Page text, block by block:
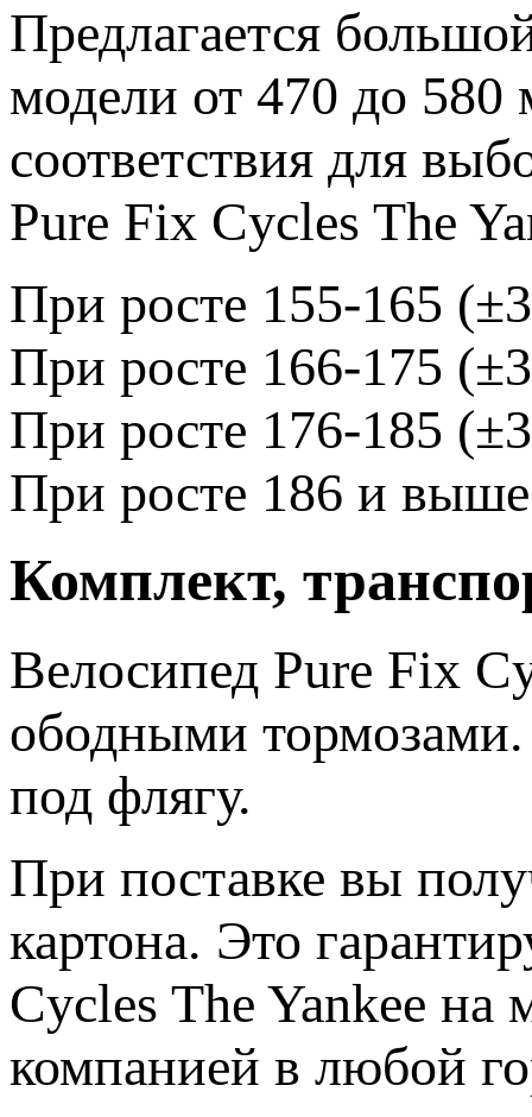
Предлагается
модели от 470 до
соответствия для
Pure Fix Cycles The
При росте 155-165
При росте 166-175
При росте 176-185
При росте 186 и
Комплект,
Велосипед Pure Fix
ободными тормозами.
под флягу.
При поставке вы
картона. Это
Cycles The Yankee на
компанией в любой